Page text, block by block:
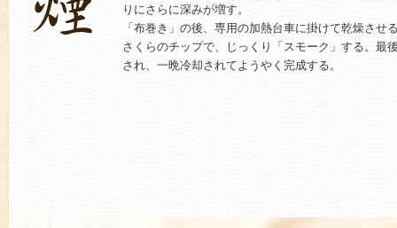
りにさらに深みが増す。
「布巻き」の後、専用の加熱台車に掛けて乾燥させ
さくらのチップで、じっくり「スモーク」する。最
され、一晩冷却されてようやく完成する。